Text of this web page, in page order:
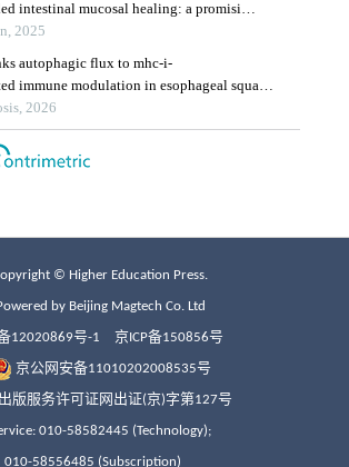
© Higher Education Press.
by Beijing Magtech Co. Ltd
12020869号-1 京ICP备150856号
京公网安备11010202008535号
版服务许可证网出证(京)字第127号
010-58582445 (Technology);
010-58556485 (Subscription)